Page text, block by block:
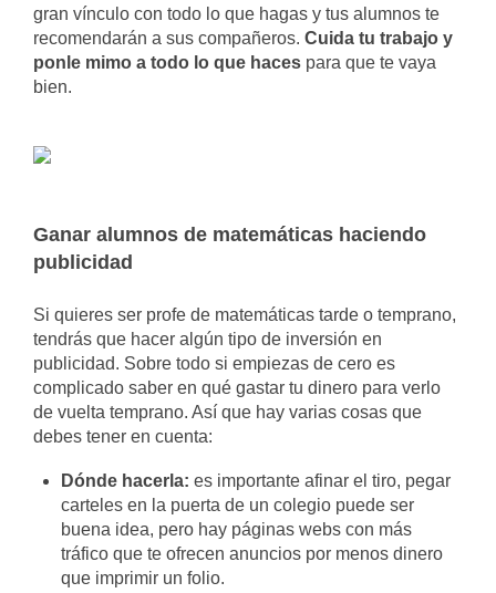
gran vínculo con todo lo que hagas y tus alumnos te
recomendarán a sus compañeros. Cuida tu trabajo y
ponle mimo a todo lo que haces para que te vaya
bien.
Ganar alumnos de matemáticas haciendo
publicidad
Si quieres ser profe de matemáticas tarde o temprano,
tendrás que hacer algún tipo de inversión en
publicidad. Sobre todo si empiezas de cero es
complicado saber en qué gastar tu dinero para verlo
de vuelta temprano. Así que hay varias cosas que
debes tener en cuenta:
Dónde hacerla: es importante afinar el tiro, pegar
carteles en la puerta de un colegio puede ser
buena idea, pero hay páginas webs con más
tráfico que te ofrecen anuncios por menos dinero
que imprimir un folio.